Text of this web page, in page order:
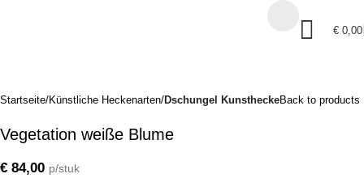
€ 0,00
Startseite Künstliche Heckenarten Dschungel KunstheckeBack to products
Vegetation weiße Blume
€ 84,00 p/stuk